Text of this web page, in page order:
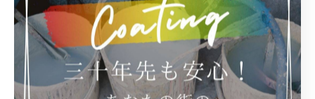
< 前のページ 一覧に戻る 次のページ >